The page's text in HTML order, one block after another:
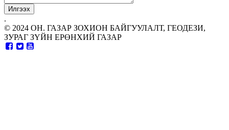
.
© 2024 ОН. ГАЗАР ЗОХИОН БАЙГУУЛАЛТ, ГЕОДЕЗИ,
ЗУРАГ ЗҮЙН ЕРӨНХИЙ ГАЗАР